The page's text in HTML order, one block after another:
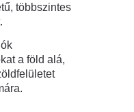
többszintes
a föld alá,